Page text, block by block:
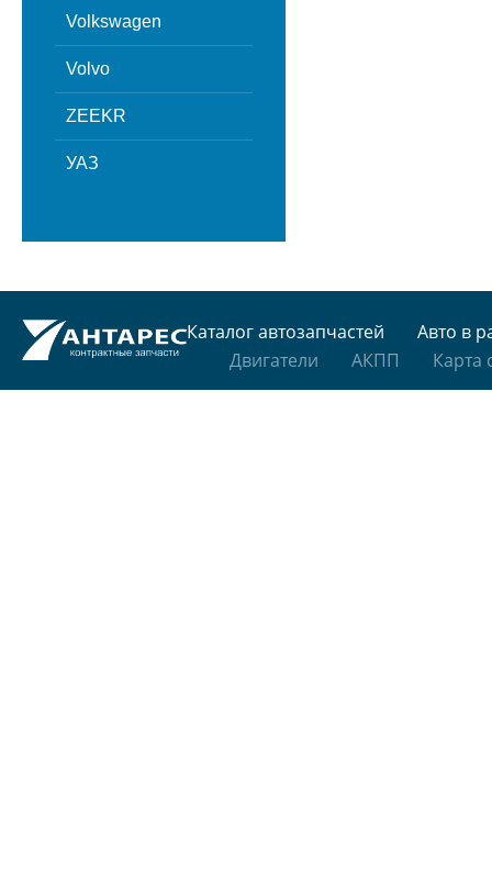
Volkswagen
Volvo
ZEEKR
УАЗ
Каталог автозапчастей
Авто в
Двигатели
АКПП Карта